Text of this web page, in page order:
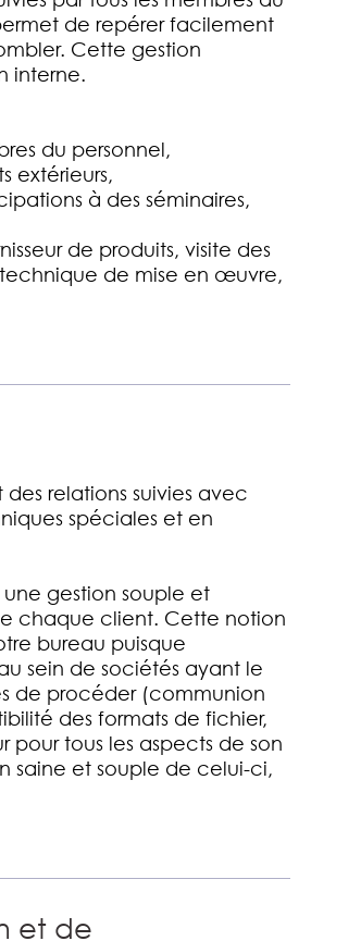
de repérer facilement
Cette gestion
interne.
du personnel,
extérieurs,
à des séminaires,
de produits, visite des
de mise en œuvre,
relations suivies avec
spéciales et en
gestion souple et
chaque client. Cette notion
bureau puisque
sein de sociétés ayant le
de procéder (communion
des formats de fichier,
pour tous les aspects de son
saine et souple de celui-ci,
et de